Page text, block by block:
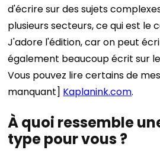
d'écrire sur des sujets
plusieurs secteurs, ce qui est le
J'adore l'édition, car on peut
également beaucoup écrit sur
Vous pouvez lire certains de
manquant] Kaplanink.com.
À quoi ressemble
type pour vous ?